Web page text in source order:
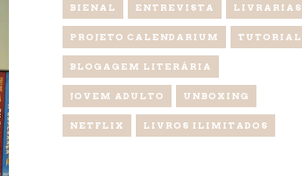
BIENAL ENTREVISTA LIVRARIAS
PROJETO CALENDARIUM TUTORIAL
BLOGAGEM LITERÁRIA
JOVEM ADULTO UNBOXING
NETFLIX LIVROS ILIMITADOS